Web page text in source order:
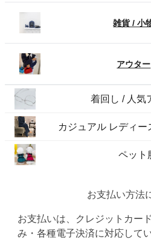
雑貨 / 小
アウター
着回し / 人気
カジュアル レディ
ペット
お支払い方法
お支払いは、クレジットカー
み・各種電子決済に対応してい